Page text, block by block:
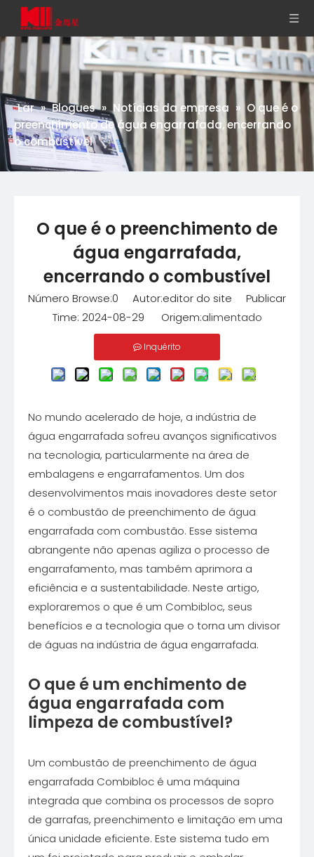
Lar » Blogues » Notícias da empresa » O que é o
preenchimento de água engarrafada, encerrando
o combustível
O que é o preenchimento de
água engarrafada,
encerrando o combustível
Número Browse:0 Autor:editor do site Publicar
Time: 2024-08-29 Origem:alimentado
Inquérito
No mundo acelerado de hoje, a indústria de
água engarrafada sofreu avanços significativos
na tecnologia, particularmente na área de
embalagens e engarrafamentos. Um dos
desenvolvimentos mais inovadores deste setor
é o combustão de preenchimento de água
engarrafada com combustão. Esse sistema
abrangente não apenas agiliza o processo de
engarrafamento, mas também aprimora a
eficiência e a sustentabilidade. Neste artigo,
exploraremos o que é um Combibloc, seus
benefícios e a tecnologia que o torna um divisor
de águas na indústria de água engarrafada.
O que é um enchimento de
água engarrafada com
limpeza de combustível?
Um combustão de preenchimento de água
engarrafada Combibloc é uma máquina
integrada que combina os processos de sopro
de garrafas, preenchimento e limitação em uma
única unidade eficiente. Este sistema tudo em